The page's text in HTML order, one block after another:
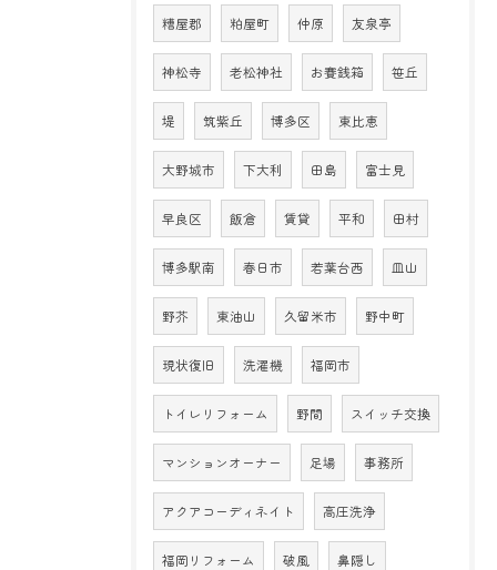
糟屋郡 粕屋町 仲原 友泉亭
神松寺 老松神社 お賽銭箱 笹丘
堤 筑紫丘 博多区 東比恵
大野城市 下大利 田島 富士見
早良区 飯倉 賃貸 平和 田村
博多駅南 春日市 若葉台西 皿山
野芥 東油山 久留米市 野中町
現状復旧 洗濯機 福岡市
トイレリフォーム 野間 スイッチ交換
マンションオーナー 足場 事務所
アクアコーディネイト 高圧洗浄
福岡リフォーム 破風 鼻隠し